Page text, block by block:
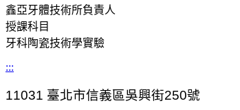
鑫亞牙體技術所負責人
授課科目
牙科陶瓷技術學實驗
:::
11031 臺北市信義區吳興街250號